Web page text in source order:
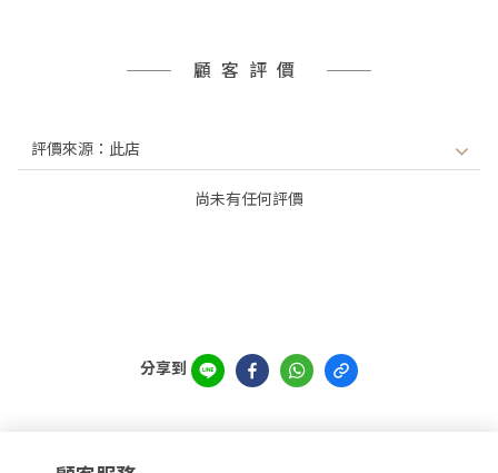
顧客評價
尚未有任何評價
分享到